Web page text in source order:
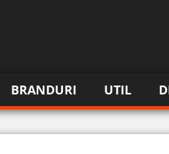
BRANDURI UTIL